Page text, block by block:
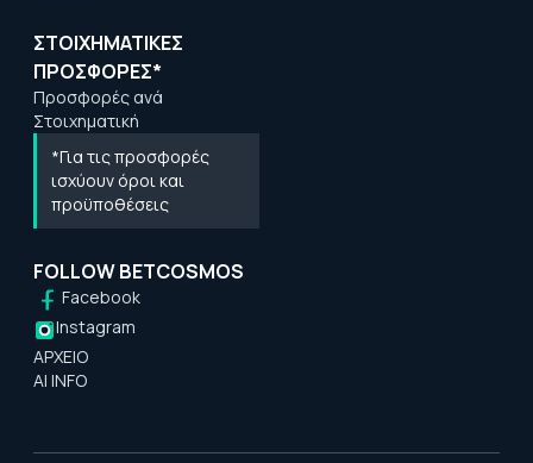
ΣΤΟΙΧΗΜΑΤΙΚΕΣ
ΠΡΟΣΦΟΡΕΣ*
Προσφορές ανά
Στοιχηματική
*Για τις προσφορές
ισχύουν όροι και
προϋποθέσεις
FOLLOW BETCOSMOS
Facebook
Instagram
ΑΡΧΕΙΟ
AI INFO